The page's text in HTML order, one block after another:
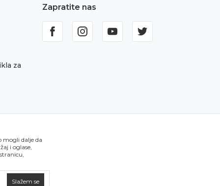
za
Zapratite nas
mogli dalje da
i oglase,
Slažem se